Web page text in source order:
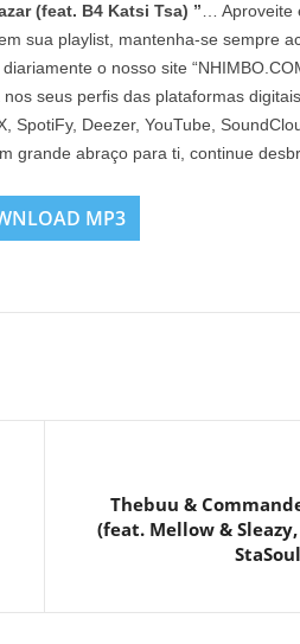
(feat. B4 Katsi Tsa) ” … Aproveite
sua playlist, mantenha-se sempre
o nosso site
seus perfis das plataformas
Deezer, YouTube,
grande abraço para ti, continue
MP3
Thebuu &
(feat. Mellow & Sleazy,